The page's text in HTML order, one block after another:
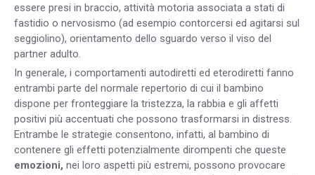
essere presi in braccio, attività motoria associata a stati di
fastidio o nervosismo (ad esempio contorcersi ed agitarsi sul
seggiolino), orientamento dello sguardo verso il viso del
partner adulto.
In generale, i comportamenti autodiretti ed eterodiretti fanno
entrambi parte del normale repertorio di cui il bambino
dispone per fronteggiare la tristezza, la rabbia e gli affetti
positivi più accentuati che possono trasformarsi in distress.
Entrambe le strategie consentono, infatti, al bambino di
contenere gli effetti potenzialmente dirompenti che queste
emozioni, nei loro aspetti più estremi, possono provocare